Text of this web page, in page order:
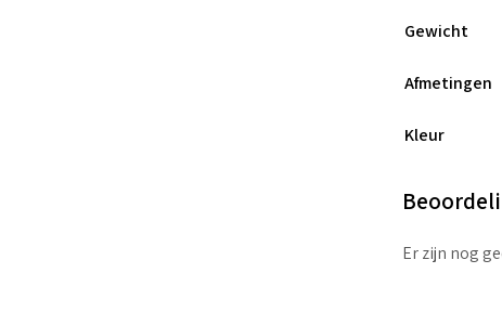
Gewicht
Afmetingen
Kleur
Er zijn nog